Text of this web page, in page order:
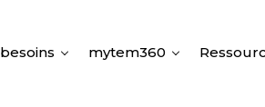
mytem360